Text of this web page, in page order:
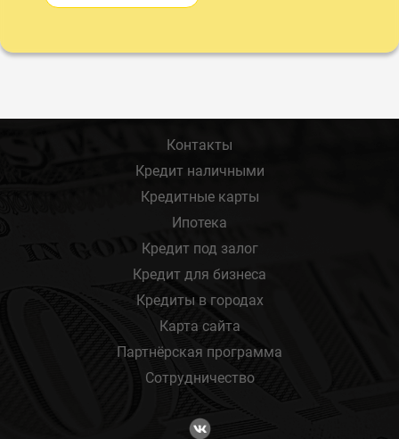
Контакты
Кредит наличными
Кредитные карты
Ипотека
Кредит под залог
Кредит для бизнеса
Кредиты в городах
Карта сайта
Партнёрская программа
Сотрудничество